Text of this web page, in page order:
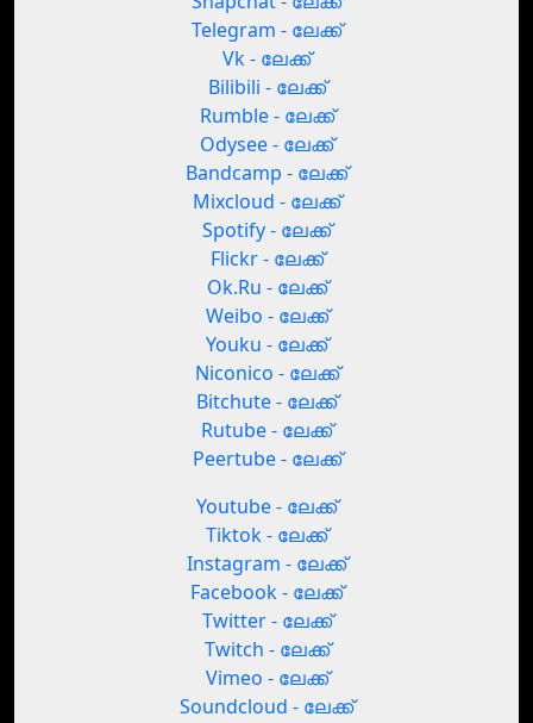
Telegram - ലേക്ക്
Vk - ലേക്ക്
Bilibili - ലേക്ക്
Rumble - ലേക്ക്
Odysee - ലേക്ക്
Bandcamp - ലേക്ക്
Mixcloud - ലേക്ക്
Spotify - ലേക്ക്
Flickr - ലേക്ക്
Ok.Ru - ലേക്ക്
Weibo - ലേക്ക്
Youku - ലേക്ക്
Niconico - ലേക്ക്
Bitchute - ലേക്ക്
Rutube - ലേക്ക്
Peertube - ലേക്ക്
Youtube - ലേക്ക്
Tiktok - ലേക്ക്
Instagram - ലേക്ക്
Facebook - ലേക്ക്
Twitter - ലേക്ക്
Twitch - ലേക്ക്
Vimeo - ലേക്ക്
Soundcloud - ലേക്ക്